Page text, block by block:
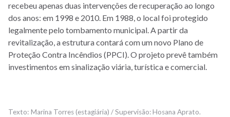
recebeu apenas duas intervenções de recuperação ao longo
dos anos: em 1998 e 2010. Em 1988, o local foi protegido
legalmente pelo tombamento municipal.A partir da
revitalização, a estrutura contará com um novo Plano de
Proteção Contra Incêndios (PPCI). O projeto prevê também
investimentos em sinalização viária, turística e comercial.
Marina Torres (estagiária) / Supervisão: Hosana Aprato.